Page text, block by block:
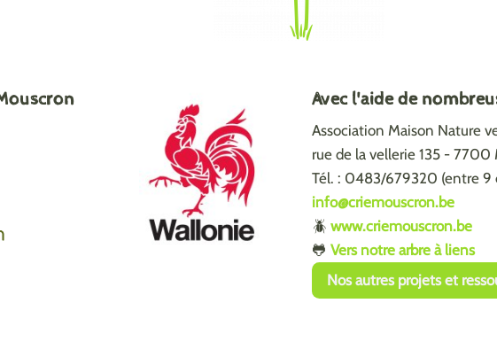
Avec l'aide de
Association Maison Nature
rue de la vellerie 135 - 7700
Tél. : 0483/679320 (entre 9
info@criemouscron.be
🪲 www.criemouscron.be
🐸 Vers notre arbre à liens
Nos autres projets et